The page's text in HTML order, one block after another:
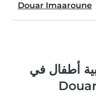
Douar Imaaroune
أطفال في